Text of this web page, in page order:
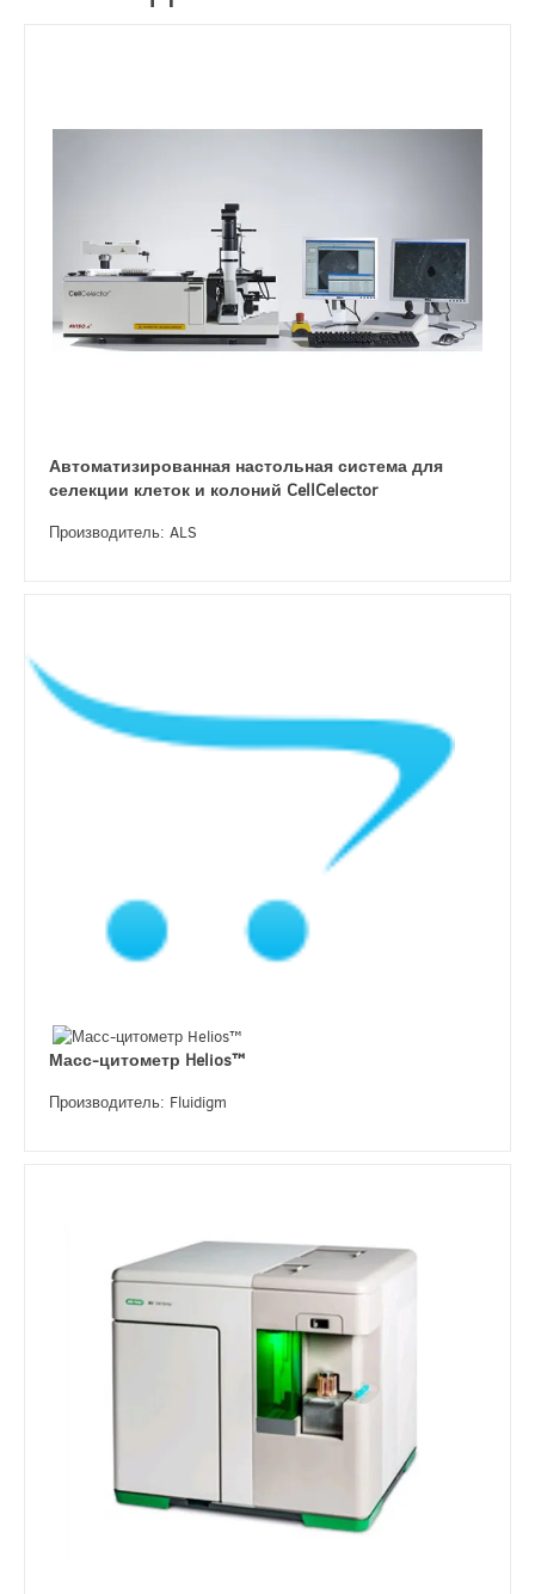
Автоматизированная настольная система для
селекции клеток и колоний CellCelector
Производитель: ALS
Масс-цитометр Helios™
Производитель: Fluidigm